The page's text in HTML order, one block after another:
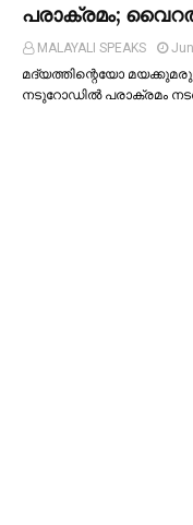
പരാക്രമം;
MALAYALI SPEAKS
മദ്യത്തിന്റെയോ
നടുറോഡില്‍ പരാക്രമം